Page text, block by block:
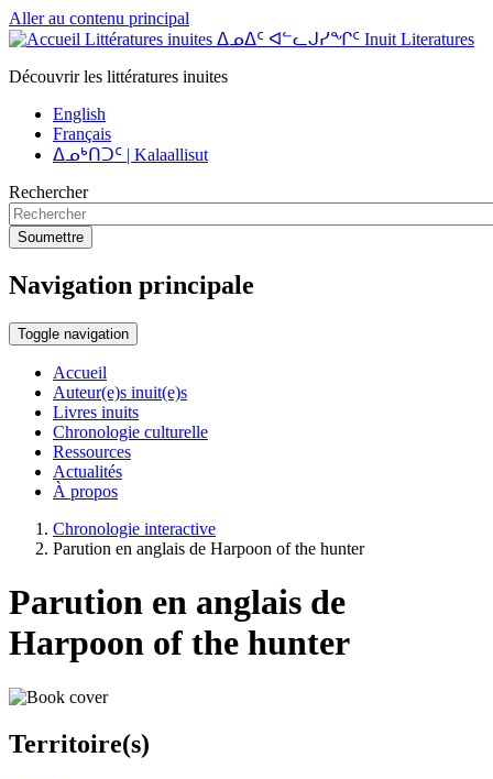
Aller au contenu principal
Littératures inuites ᐃᓄᐃᑦ ᐊᓪᓚᒍᓯᖏᑦ Inuit Literatures
Découvrir les littératures inuites
English
Français
ᐃᓄᒃᑎᑐᑦ | Kalaallisut
Rechercher
Soumettre
Navigation principale
Toggle navigation
Accueil
Auteur(e)s inuit(e)s
Livres inuits
Chronologie culturelle
Ressources
Actualités
À propos
Chronologie interactive
Parution en anglais de Harpoon of the hunter
Parution en anglais de
Harpoon of the hunter
Territoire(s)